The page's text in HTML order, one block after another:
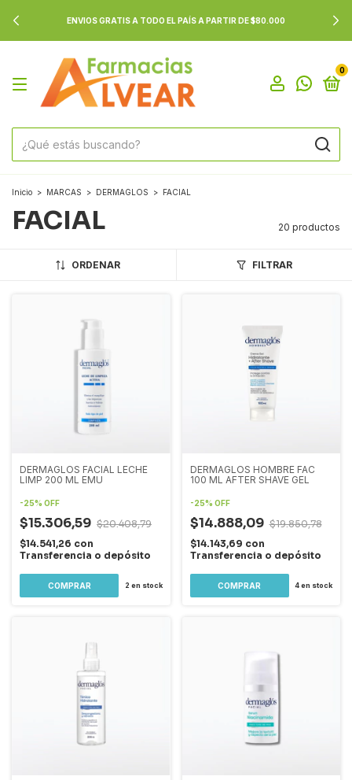
ENVIOS GRATIS A TODO EL PAÍS A PARTIR DE $80.000
0
Inicio > MARCAS > DERMAGLOS > FACIAL
FACIAL 20 productos
ORDENAR FILTRAR
DERMAGLOS FACIAL LECHE
LIMP 200 ML EMU
-25% OFF
$15.306,59 $20.408,79
$14.541,26 con
Transferencia o depósito
2 en stock
DERMAGLOS HOMBRE FAC
100 ML AFTER SHAVE GEL
-25% OFF
$14.888,09 $19.850,78
$14.143,69 con
Transferencia o depósito
4en stock